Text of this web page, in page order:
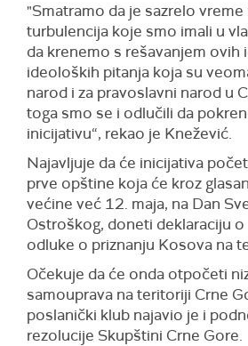
"Smatramo da je sazrelo
turbulencija koje smo imali u
da krenemo s rešavanjem ovih
ideoloških pitanja koja su
narod i za pravoslavni narod u
toga smo se i odlučili da
inicijativu“, rekao je Knežević.
Najavljuje da će inicijativa
prve opštine koja će kroz
većine već 12. maja, na Dan
Ostroškog, doneti deklaraciju
odluke o priznanju Kosova na
Očekuje da će onda otpočeti
samouprava na teritoriji Crne
poslanički klub najavio je i
rezolucije Skupštini Crne Gore.